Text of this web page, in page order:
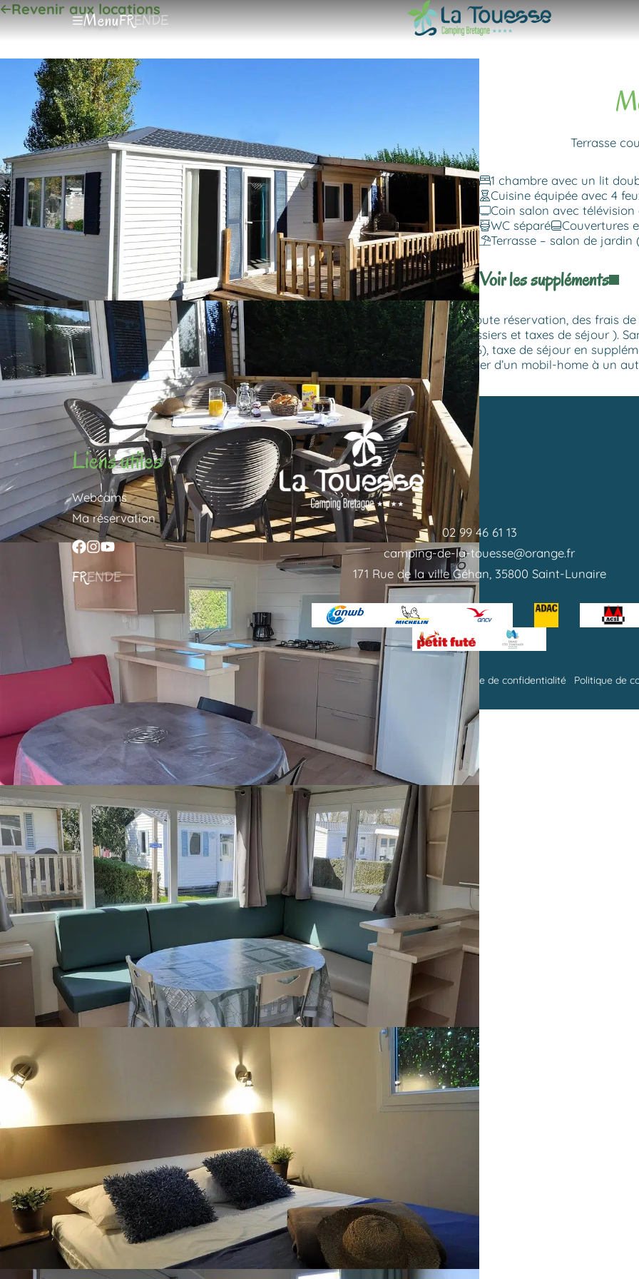
MenuFRENDE
Revenir aux locations
Terrasse
1 chambre avec un lit
Cuisine équipée avec 4
Coin salon avec
WC séparé
Couvertures
Terrasse – salon de jardin
Voir les suppléments
Le prix comprendre le stationnement d’une voiture, l’eau, le gaz et l’électricité. Pour toute réservation, des frais
haute saison. Assurance annulation = 4% du prix du séjour ( hors frais de dossiers et taxes de séjour ).
REMBOURSEMENT ne sera accordé quel qu’en soit la cause. Prix indiqués (TVA 10%), taxe de séjour en
rideaux et canapés peut changer d’un mobil-home à un
Liens utiles
Webcams
Ma réservation
FRENDE
02 99 46 61 13
camping-de-la-touesse@orange.fr
171 Rue de la ville Géhan, 35800 Saint-Lunaire
© 2026 – Camping de la Touesse | Tous droits réservés | Réalisation : Politique de confidentialité| Politique de